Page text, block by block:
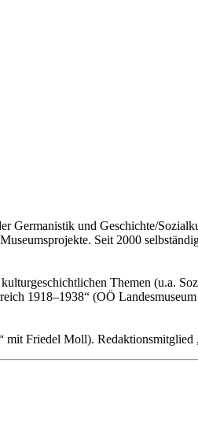
Germanistik und Geschichte/
Seit 2000
Themen (u.a.
1918–1938“ (OÖ
Friedel Moll). Redaktionsmitglied